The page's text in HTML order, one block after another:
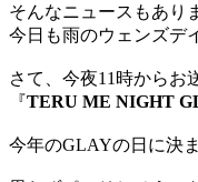
そんなニュースもあり
今日も雨のウェンズデ
さて、今夜11時からお
『TERU ME NIGHT
今年のGLAYの日に決